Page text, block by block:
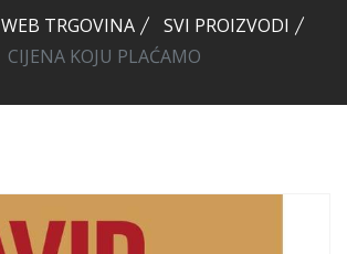
WEB TRGOVINA
SVI PROIZVODI
CIJENA KOJU PLAĆAMO